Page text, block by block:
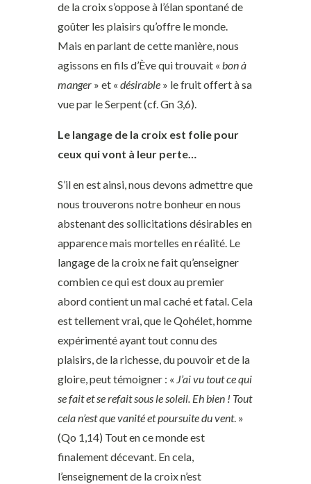
de la croix s’oppose à l’élan spontané de
goûter les plaisirs qu’offre le monde.
Mais en parlant de cette manière, nous
agissons en fils d’Ève qui trouvait « bon à
manger » et « désirable» le fruit offert à sa
vue par le Serpent (cf. Gn 3,6).
Le langage de la croix est folie pour
ceux qui vont à leur perte…
S’il en est ainsi, nous devons admettre que
nous trouverons notre bonheur en nous
abstenant des sollicitations désirables en
apparence mais mortelles en réalité. Le
langage de la croix ne fait qu’enseigner
combien ce qui est doux au premier
abord contient un mal caché et fatal. Cela
est tellement vrai, que le Qohélet, homme
expérimenté ayant tout connu des
plaisirs, de la richesse, du pouvoir et de la
gloire, peut témoigner : « J’ai vu tout ce qui
se fait et se refait sous le soleil. Eh bien ! Tout
cela n’est que vanité et poursuite du vent. »
(Qo 1,14) Tout en ce monde est
finalement décevant. En cela,
l’enseignement de la croix n’est